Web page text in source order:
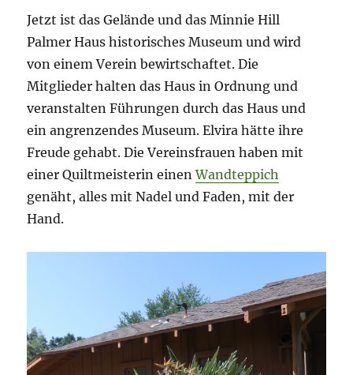
Jetzt ist das Gelände und das Minnie Hill
Palmer Haus historisches Museum und wird
von einem Verein bewirtschaftet. Die
Mitglieder halten das Haus in Ordnung und
veranstalten Führungen durch das Haus und
ein angrenzendes Museum. Elvira hätte ihre
Freude gehabt. Die Vereinsfrauen haben mit
einer Quiltmeisterin einenWandteppich
genäht, alles mit Nadel und Faden, mit der
Hand.